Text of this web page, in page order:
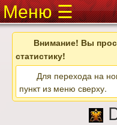
Меню
Внимание! Вы
статистику!
Для перехода на
пункт из меню сверху.